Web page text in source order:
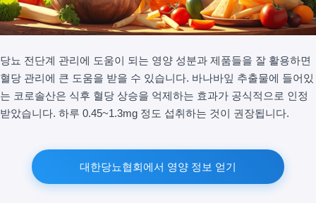
당뇨 전단계 관리에 도움이 되는 영양 성분과 제품들을 잘 활용하면
혈당 관리에 큰 도움을 받을 수 있습니다. 바나바잎 추출물에 들어있
는 코로솔산은 식후 혈당 상승을 억제하는 효과가 공식적으로 인정
받았습니다. 하루 0.45~1.3mg 정도 섭취하는 것이 권장됩니다.
대한당뇨협회에서 영양 정보 얻기